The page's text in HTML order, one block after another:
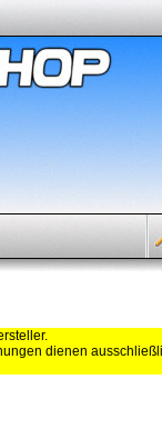
dienen